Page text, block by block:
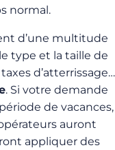
normal.
d’une multitude
type et la taille de
d’atterrissage…
. Si votre demande
de vacances,
auront
appliquer des